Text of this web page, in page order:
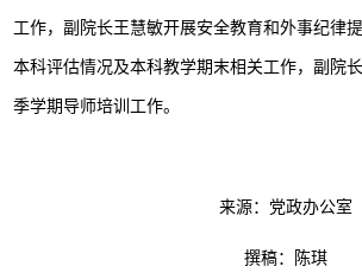
工作，副院长王慧敏开展安全教育和外事纪律
本科评估情况及本科教学期末相关工作，副院
季学期导师培训工作。
来源：党政办公室
撰稿：陈琪